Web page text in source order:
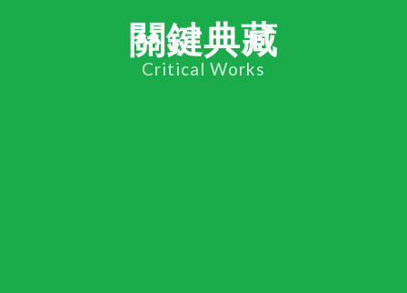
關鍵典藏
Critical Works